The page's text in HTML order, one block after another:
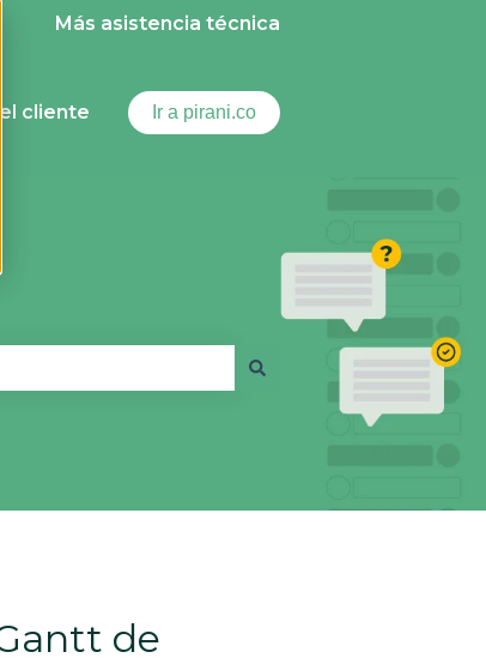
Más asistencia técnica
cliente Ir a pirani.co
de